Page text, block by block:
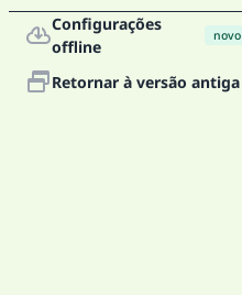
Configurações
offline
novo
Retornar à versão antiga